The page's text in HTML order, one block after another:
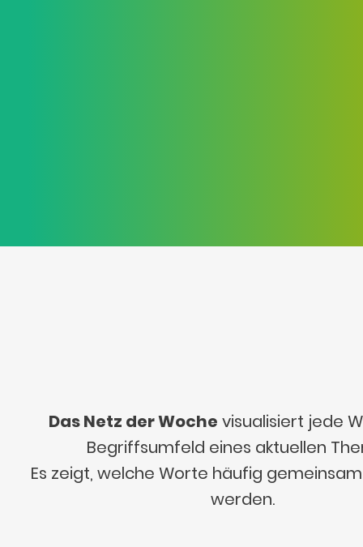
Das Netz der Woche visualisiert jede
Begriffsumfeld eines aktuellen
Es zeigt, welche Worte häufig
werden.